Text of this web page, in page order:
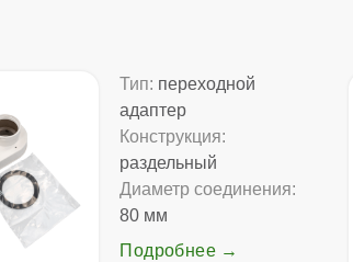
Тип: переходной
адаптер
Конструкция:
раздельный
Диаметр соединения:
80 мм
Подробнее